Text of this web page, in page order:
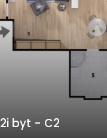
2i byt - C2